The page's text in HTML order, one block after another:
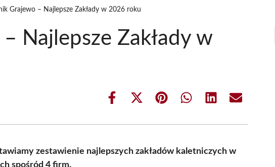
Grajewo – Najlepsze Zakłady w 2026 roku
Najlepsze Zakłady w
Share
Share
(Twitter)
Share Share Share Share
zestawienie najlepszych zakładów kaletniczych w
spośród 4 firm.